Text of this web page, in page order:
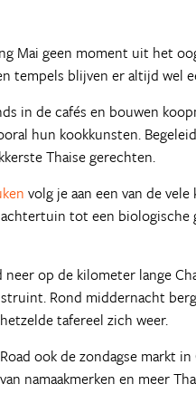
Mai geen moment uit het
tempels blijven er altijd wel
in de cafés en bouwen
hun kookkunsten.
Thaise gerechten.
volg je aan een van de
tot een
op de kilometer lange
Rond middernacht
tafereel zich weer.
ook de zondagse markt
namaakmerken en meer